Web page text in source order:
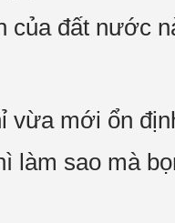
của đất nước
vừa mới ổn
làm sao mà